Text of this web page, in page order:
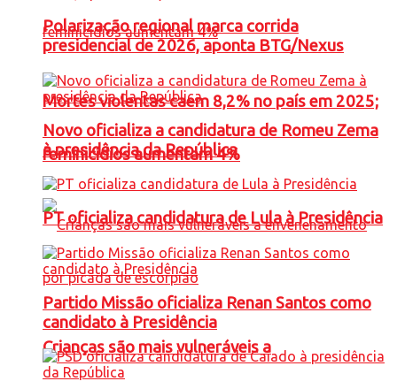
Mortes violentas caem 8,2% no país em 2025;
feminicídios aumentam 4%
Crianças são mais vulneráveis a
Polarização regional marca corrida
presidencial de 2026, aponta BTG/Nexus
Novo oficializa a candidatura de Romeu Zema
à presidência da República
PT oficializa candidatura de Lula à Presidência
Partido Missão oficializa Renan Santos como
candidato à Presidência